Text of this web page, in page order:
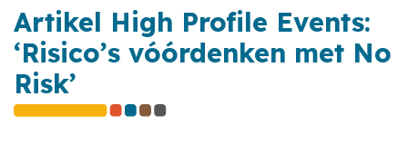
Artikel High Profile Events:
‘Risico’s vóórdenken met No
Risk’